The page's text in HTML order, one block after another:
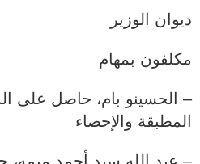
ديوان الوزير
مكلفون بمهام
– الحسينو بام، حاصل على
المطبقة والإحصاء